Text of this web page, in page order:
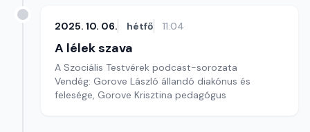
2025. 10. 06. hétfő 11:04
A lélek szava
A Szociális Testvérek podcast-sorozata
Vendég: Gorove László állandó diakónus és
felesége, Gorove Krisztina pedagógus